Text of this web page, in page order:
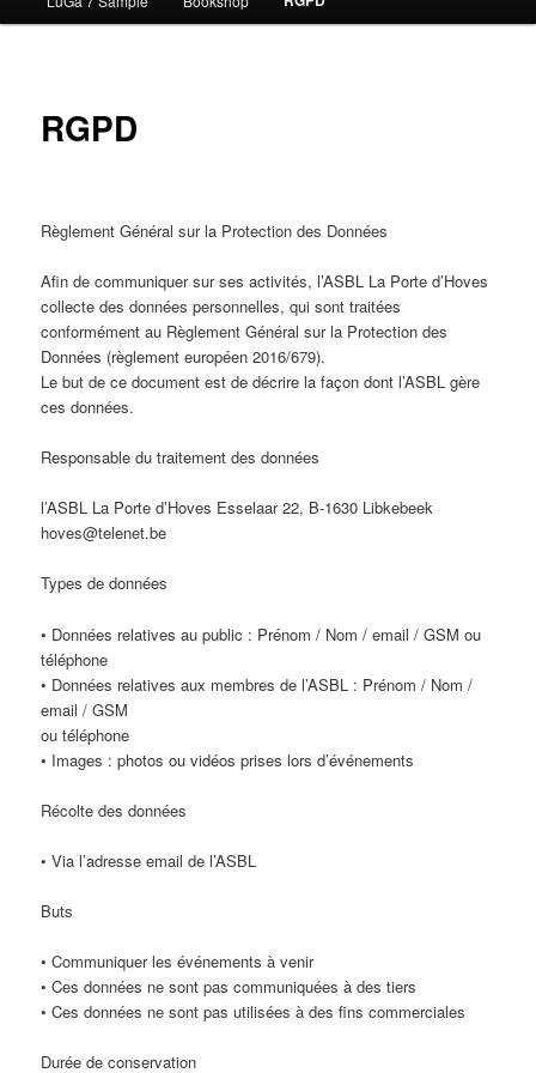
contenu
RGPD
Règlement Général sur la Protection des Données
Afin de communiquer sur ses activités, l’ASBL La Porte d’Hoves
collecte des données personnelles, qui sont traitées
conformément au Règlement Général sur la Protection des
Données (règlement européen 2016/679).
Le but de ce document est de décrire la façon dont l’ASBL gère
ces données.
Responsable du traitement des données
l’ASBL La Porte d’Hoves Esselaar 22, B-1630 Libkebeek
hoves@telenet.be
Types de données
• Données relatives au public : Prénom / Nom / email / GSM ou
téléphone
• Données relatives aux membres de l’ASBL : Prénom / Nom /
email / GSM
ou téléphone
• Images : photos ou vidéos prises lors d’événements
Récolte des données
• Via l’adresse email de l’ASBL
Buts
• Communiquer les événements à venir
• Ces données ne sont pas communiquées à des tiers
• Ces données ne sont pas utilisées à des fins commerciales
Durée de conservation